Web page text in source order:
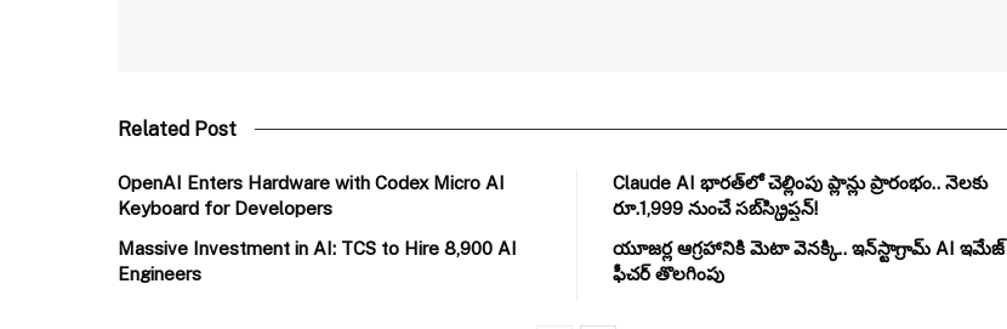
Related Post
OpenAI Enters Hardware with Codex Micro AI
Keyboard for Developers
Massive Investment in AI: TCS to Hire 8,900 AI
Engineers
Claude AI భారత్‌లో చెల్లింపు ప్లాన్లు ప్రారంభం.. నెలకు
రూ.1,999 నుంచే సబ్‌స్క్రిప్షన్!
యూజర్ల ఆగ్రహానికి మెటా వెనక్కి.. ఇన్‌స్టాగ్రామ్ AI ఇమేజ్
ఫీచర్ తొలగింపు